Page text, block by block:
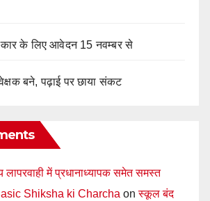
के लिए आवेदन 15 नवम्बर से
बने, पढ़ाई पर छाया संकट
में प्रधानाध्यापक समेत समस्त
Shiksha ki Charcha onस्कूल बंद